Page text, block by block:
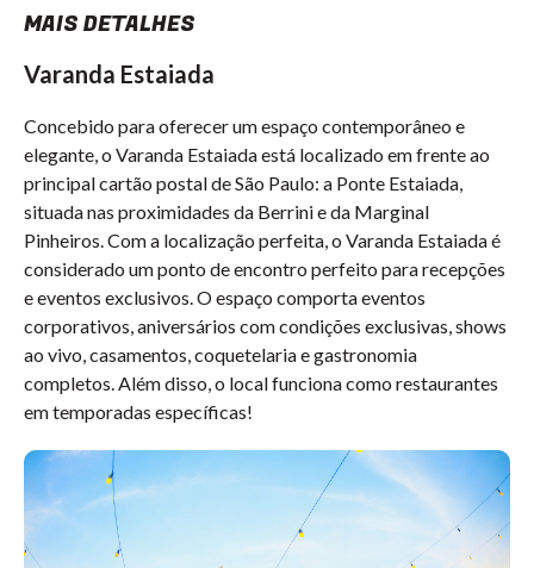
MAIS DETALHES
Varanda Estaiada
Concebido para oferecer um espaço contemporâneo e
elegante, o Varanda Estaiada está localizado em frente ao
principal cartão postal de São Paulo: a Ponte Estaiada,
situada nas proximidades da Berrini e da Marginal
Pinheiros. Com a localização perfeita, o Varanda Estaiada é
considerado um ponto de encontro perfeito para recepções
e eventos exclusivos. O espaço comporta eventos
corporativos, aniversários com condições exclusivas, shows
ao vivo, casamentos, coquetelaria e gastronomia
completos. Além disso, o local funciona como restaurantes
em temporadas específicas!